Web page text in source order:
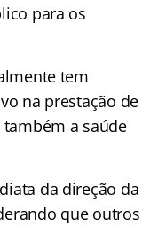
para os
tem
na prestação de
a saúde
da direção da
que outros